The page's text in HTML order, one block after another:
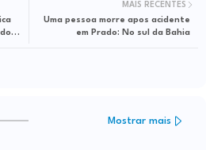
MAIS RECENTES
Uma pessoa morre apos acidente
em Prado: No sul da Bahia
Mostrar mais